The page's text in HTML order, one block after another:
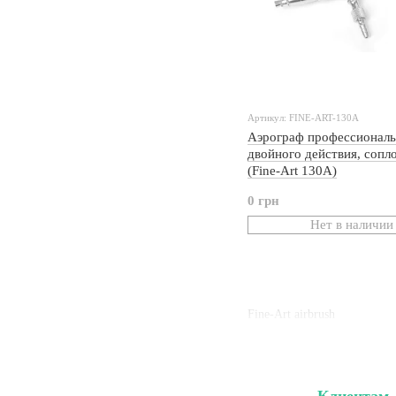
Fine-Art airbrush
Артикул: FINE-ART-130A
Аэрограф
двойного действия,
(Fine-Art 130A)
0 грн
Нет в наличии